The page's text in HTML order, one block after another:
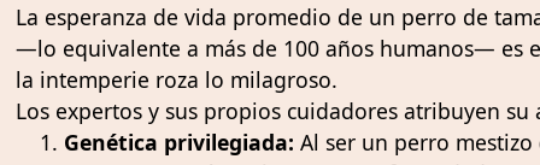
La esperanza de vida promedio de un perro de
—lo equivalente a más de 100 años humanos— es
la intemperie roza lo milagroso.
Los expertos y sus propios cuidadores atribuyen
Genética privilegiada: Al ser un perro